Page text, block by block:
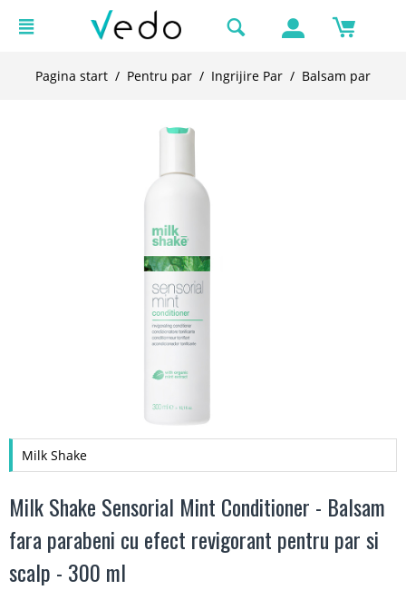
Pagina start / Pentru par / Ingrijire Par / Balsam par
Milk Shake
Milk Shake Sensorial Mint Conditioner - Balsam
fara parabeni cu efect revigorant pentru par si
scalp - 300 ml